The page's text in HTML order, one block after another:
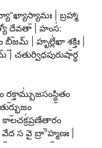
| బ్రహ్మా
దే॒వతా | హంస॑:
| హృల్లే॑ఖా శ॒క్తిః |
చతుర్విధపురుషార్థ
స వై బ్రా”హ్మ॒ణః |